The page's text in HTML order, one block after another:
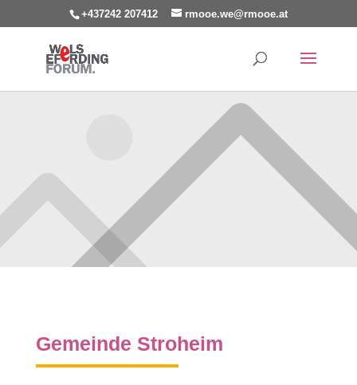
+437242 207412 rmooe.we@rmooe.at
Gemeinde Stroheim